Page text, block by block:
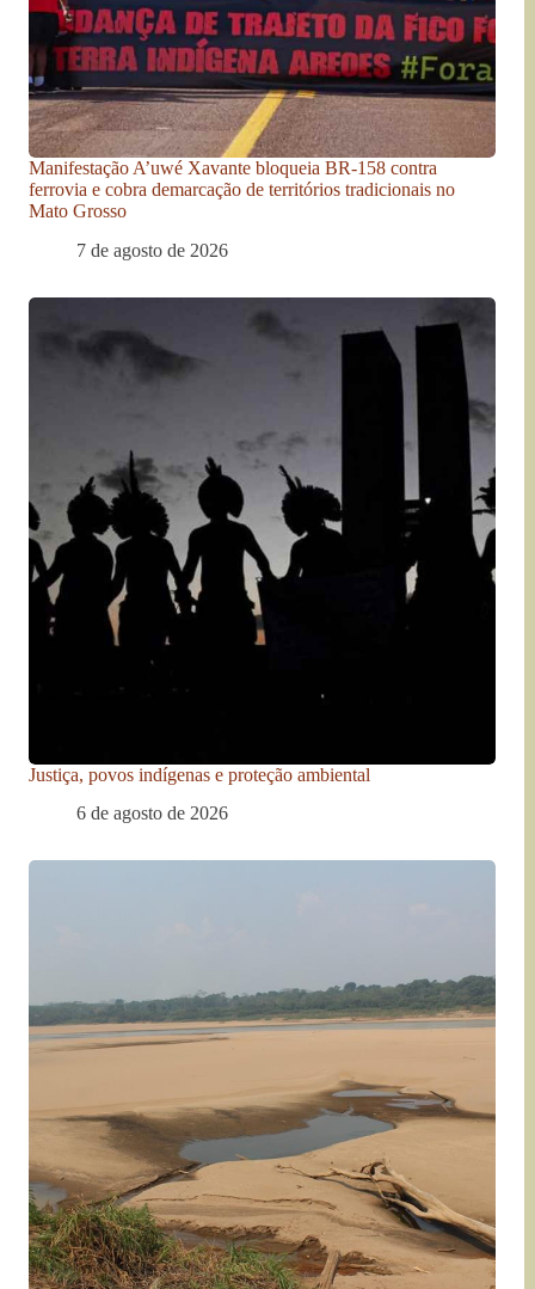
Manifestação A’uwé Xavante bloqueia BR-158 contra
ferrovia e cobra demarcação de territórios tradicionais no
Mato Grosso
7 de agosto de 2026
Justiça, povos indígenas e proteção ambiental
6 de agosto de 2026